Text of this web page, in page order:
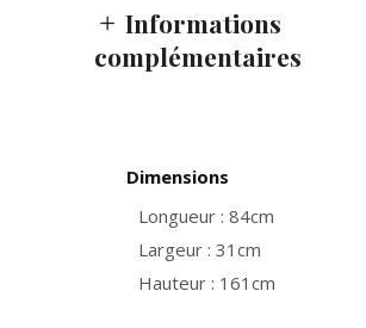
Informations
complémentaires
Dimensions
Longueur : 84cm
Largeur : 31cm
Hauteur : 161cm